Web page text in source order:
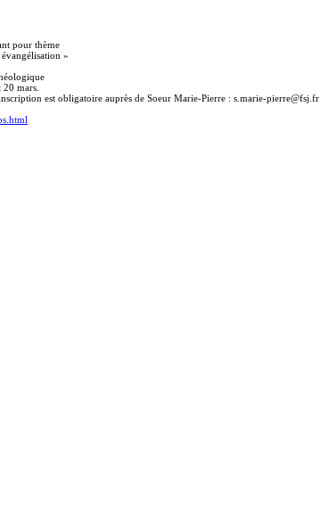
pour thème
»
mars.
est obligatoire auprès de Soeur Marie-Pierre : s.marie-pierre@fsj.fr